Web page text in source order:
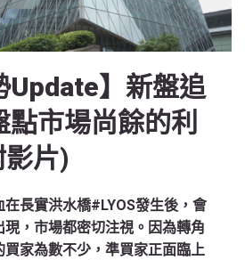
Update】新盤追
點市場尚餘的利
片)
長實洪水橋#LYOS發生後，會
，市場都密切注視。因為轉角
家為數不少，準買家正面臨上